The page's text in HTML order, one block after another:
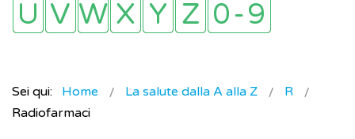
Sei qui: Home La salute dalla A alla Z
R
Radiofarmaci